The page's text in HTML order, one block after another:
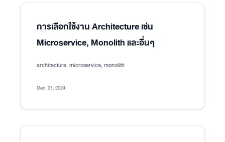
การเลือกใช้งาน Architecture เช่น
Microservice, Monolith และอื่นๆ
architecture, microservice, monolith
Dec. 21, 2024